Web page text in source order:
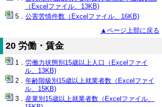
（Excelファイル、13KB)
公害苦情件数（Excelファイル、16KB)
▲ページ上部に戻る
20 労働・賃金
労働力状態別15歳以上人口（Excelファイ
ル、13KB)
年齢階級別15歳以上就業者数（Excelファイ
ル、15KB)
産業別15歳以上就業者数（Excelファイル、